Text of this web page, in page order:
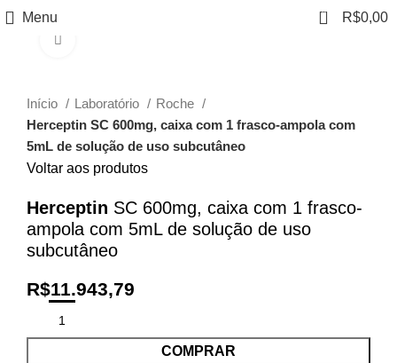
Menu 0 R$0,00
Início Laboratório
Roche
Herceptin SC 600mg, caixa com 1 frasco-ampola com
5mL de solução de uso subcutâneo
Voltar aos produtos
Herceptin SC 600mg, caixa com 1 frasco-
ampola com 5mL de solução de uso
subcutâneo
R$11.943,79
COMPRAR